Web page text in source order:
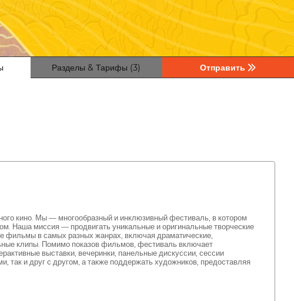
Разделы & Тарифы (3) Отправить
кино. Мы — многообразный и инклюзивный фестиваль, в котором
Наша миссия — продвигать уникальные и оригинальные творческие
фильмы в самых разных жанрах, включая драматические,
клипы. Помимо показов фильмов, фестиваль включает
выставки, вечеринки, панельные дискуссии, сессии
так и друг с другом, а также поддержать художников, предоставляя